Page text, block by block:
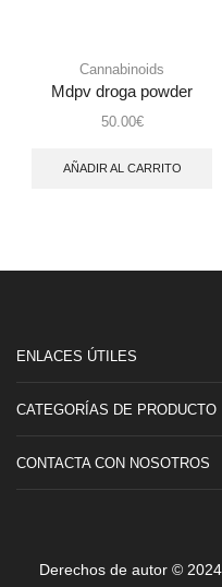
Cannabinoids
Mdpv droga powder
50.00€
AÑADIR AL CARRITO
ENLACES ÚTILES
CATEGORÍAS DE PRODUCTO
CONTACTA CON NOSOTROS
Derechos de autor ©